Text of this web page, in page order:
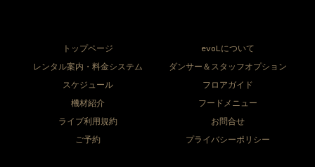
トップページ
evoLについて
レンタル案内・料金システム
ダンサー＆スタッフオプション
スケジュール
フロアガイド
機材紹介
フードメニュー
ライブ利用規約
お問合せ
ご予約
プライバシーポリシー